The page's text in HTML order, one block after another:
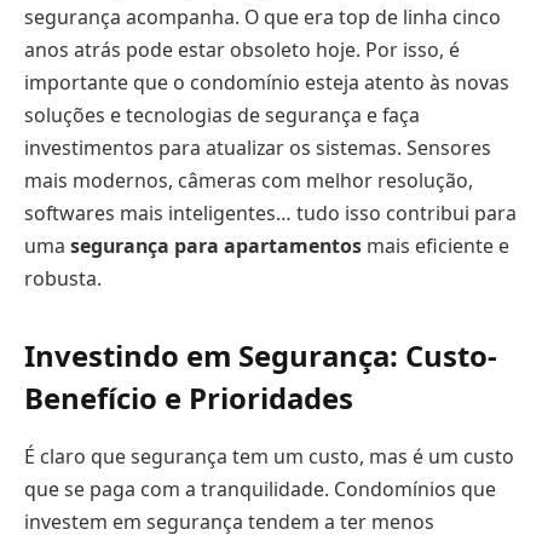
segurança acompanha. O que era top de linha cinco
anos atrás pode estar obsoleto hoje. Por isso, é
importante que o condomínio esteja atento às novas
soluções e tecnologias de segurança e faça
investimentos para atualizar os sistemas. Sensores
mais modernos, câmeras com melhor resolução,
softwares mais inteligentes… tudo isso contribui para
uma segurança para apartamentos mais eficiente e
robusta.
Investindo em Segurança: Custo-
Benefício e Prioridades
É claro que segurança tem um custo, mas é um custo
que se paga com a tranquilidade. Condomínios que
investem em segurança tendem a ter menos